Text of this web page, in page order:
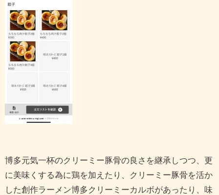
博多元気一杯のクリーミー豚骨の良さを継承しつつ、更
に美味くする為に鶏を加えたり、クリーミー豚骨を活か
した創作ラーメン博多クリーミーカルボがあったり、味